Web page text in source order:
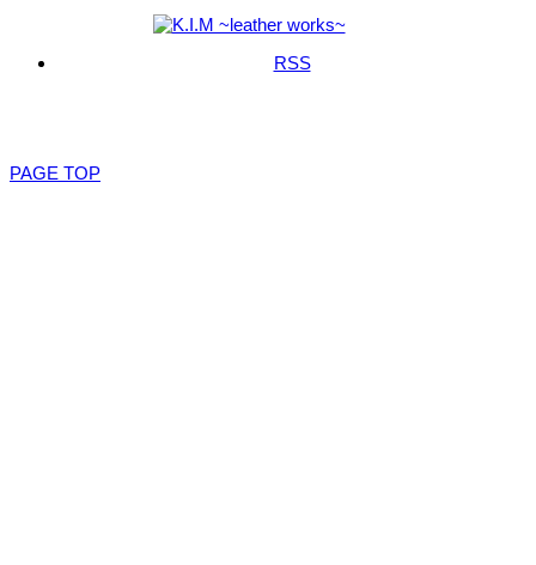
RSS
PAGE TOP